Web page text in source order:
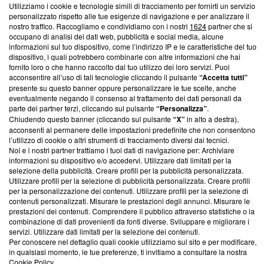
Questa sezione offre informazioni trasparenti su Blasting
News, sui nostri processi editoriali e su come ci impegniamo a
creare news di qualità. Inoltre, afferma la nostra aderenza a
‘Trust Project - News with Integrity’Blasting News non è
ancora membro del programma, ma ha richiesto di farne
parte; Trust Project non ha ancora effettuato una verifica di
conformità agli standard.
Su di noi
Team editoriale
Corporate
Redazione
Informativa Privacy
Cookie Policy
Blasting SA, IDI CHE-247.845.224, Via Carlo Frasca, 3 - 6900
Lugano (Svizzera) Tel:+39 0690258937
Utilizziamo i cookie e tecnologie simili di tracciamento per fornirti un servizio
personalizzato rispetto alle tue esigenze di navigazione e per analizzare il
nostro traffico. Raccogliamo e condividiamo con i nostri 1624partner che si
occupano di analisi dei dati web, pubblicità e social media, alcune
informazioni sul tuo dispositivo, come l’indirizzo IP e le caratteristiche del tuo
dispositivo, i quali potrebbero combinarle con altre informazioni che hai
fornito loro o che hanno raccolto dal tuo utilizzo dei loro servizi. Puoi
acconsentire all’uso di tali tecnologie cliccando il pulsante“Accetta tutti”
presente su questo banner oppure personalizzare le tue scelte, anche
eventualmente negando il consenso al trattamento dei dati personali da
parte dei partner terzi, cliccando sul pulsante“Personalizza”.
Chiudendo questo banner (cliccando sul pulsante“X”in alto a destra),
acconsenti al permanere delle impostazioni predefinite che non consentono
l’utilizzo di cookie o altri strumenti di tracciamento diversi dai tecnici.
Noi e i nostri partner trattiamo i tuoi dati di navigazione per: Archiviare
informazioni su dispositivo e/o accedervi. Utilizzare dati limitati per la
selezione della pubblicità. Creare profili per la pubblicità personalizzata.
Utilizzare profili per la selezione di pubblicità personalizzata. Creare profili
per la personalizzazione dei contenuti. Utilizzare profili per la selezione di
contenuti personalizzati. Misurare le prestazioni degli annunci. Misurare le
prestazioni dei contenuti. Comprendere il pubblico attraverso statistiche o la
combinazione di dati provenienti da fonti diverse. Sviluppare e migliorare i
servizi. Utilizzare dati limitati per la selezione dei contenuti.
Per conoscere nel dettaglio quali cookie utilizziamo sul sito e per modificare,
in qualsiasi momento, le tue preferenze, ti invitiamo a consultare la nostra
Cookie Policy.